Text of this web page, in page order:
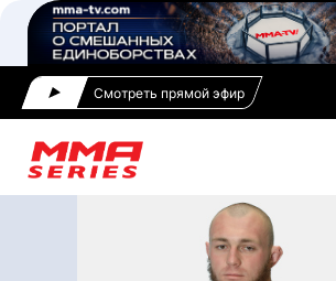
Смотреть прямой эфир